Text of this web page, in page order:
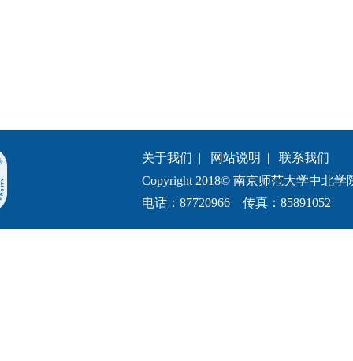
关于我们 | 网站说明 | 联系我们
Copyright 2018© 南京师范大学中北学
电话：87720966 传真：85891052